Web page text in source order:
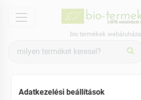
menu
bio termékek webáruháza
keresés
Adatkezelési beállítások